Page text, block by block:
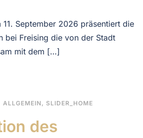
11. September 2026 präsentiert die
bei Freising die von der Stadt
mit dem […]
ALLGEMEIN , SLIDER_HOME
des